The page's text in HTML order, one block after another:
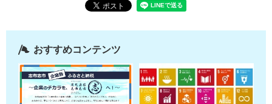
おすすめコンテンツ